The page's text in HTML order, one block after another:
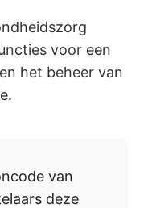
voor een
het beheer van
van
deze